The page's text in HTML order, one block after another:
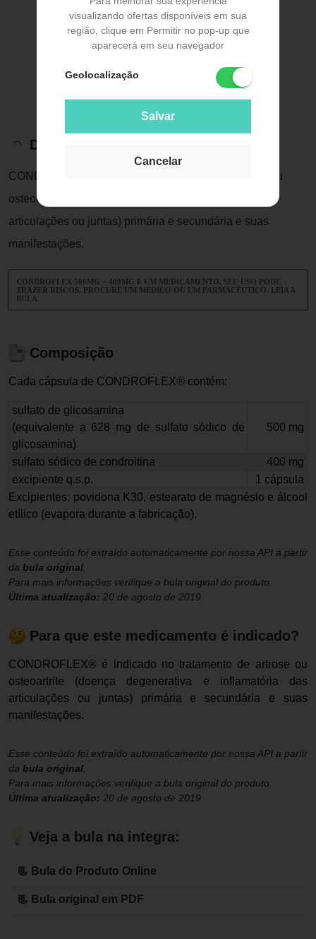
visualizando ofertas disponíveis em sua
região, clique em Permitir no pop-up que
aparecerá em seu navegador
Geolocalização
Salvar
Cancelar
Descrição do Produto
CONDROFLEX é indicado no tratamento de artrose ou
osteoartrite (doença degenerativa e inflamatória das
articulações ou juntas) primária e secundária e suas
manifestações.
CONDROFLEX 500MG + 400MG É UM MEDICAMENTO. SEU USO PODE
TRAZER RISCOS. PROCURE UM MÉDICO OU UM FARMACÊUTICO. LEIA A
BULA.
Composição
Cada cápsula de CONDROFLEX® contém:
sulfato de glicosamina
(equivalente a 628 mg de sulfato sódico de
glicosamina)
500 mg
sulfato sódico de condroitina
400 mg
excipiente q.s.p.
1 cápsula
Excipientes: povidona K30, estearato de magnésio e álcool
etílico (evapora durante a fabricação).
Esse conteúdo foi extraído automaticamente por nossa API a partir
da bula original
Para mais informações verifique a bula original do produto.
Última atualização: 20 de agosto de 2019
Para que este medicamento é indicado?
CONDROFLEX® é indicado no tratamento de artrose ou
osteoartrite (doença degenerativa e inflamatória das
articulações ou juntas) primária e secundária e suas
manifestações.
Esse conteúdo foi extraído automaticamente por nossa API a partir
da bula original
Para mais informações verifique a bula original do produto.
Última atualização: 20 de agosto de 2019
Veja a bula na integra:
📃 Bula do Produto Online
📃 Bula original em PDF